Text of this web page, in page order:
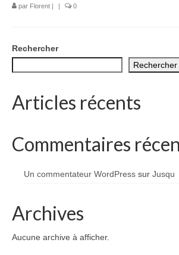
1505 à 1589
1595 à 1693
1701 à 1798
1901 à 1948
1950 à 2006
Histoire Générale du Languedoc
HGL: 498 à 1095
par Florent | | 0
Rechercher
Rechercher
Articles récents
Commentaires
Un commentateur WordPress sur Jusqu
Archives
Aucune archive à afficher.